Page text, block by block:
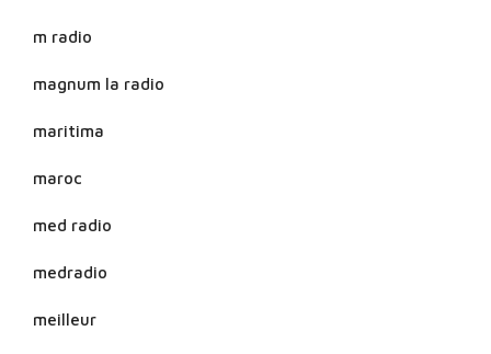
m radio
magnum la radio
maritima
maroc
med radio
medradio
meilleur